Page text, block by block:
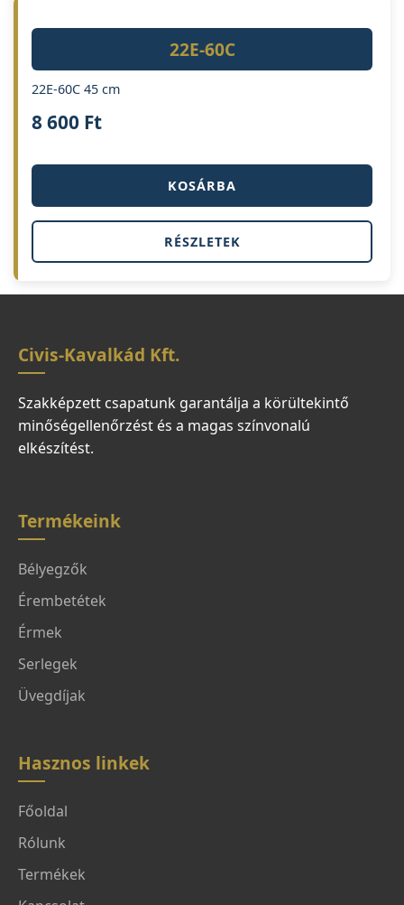
22E-60C
22E-60C 45 cm
8 600 Ft
KOSÁRBA
RÉSZLETEK
Civis-Kavalkád Kft.
Szakképzett csapatunk garantálja a körültekintő
minőségellenőrzést és a magas színvonalú
elkészítést.
Termékeink
Bélyegzők
Érembetétek
Érmek
Serlegek
Üvegdíjak
Hasznos linkek
Főoldal
Rólunk
Termékek